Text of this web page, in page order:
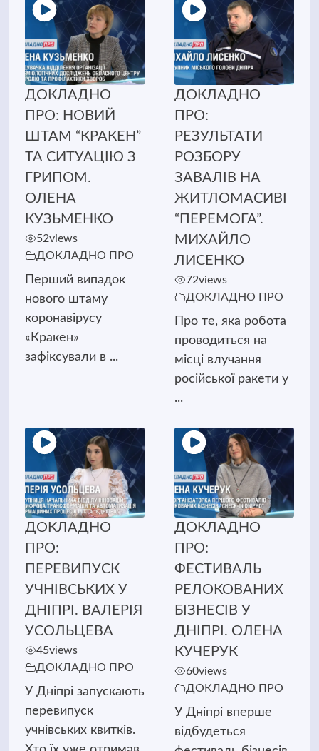
ДОКЛАДНО
ПРО: НОВИЙ
ШТАМ “КРАКЕН”
ТА СИТУАЦІЮ З
ГРИПОМ.
ОЛЕНА
КУЗЬМЕНКО
52views
ДОКЛАДНО ПРО
Перший випадок
нового штаму
коронавірусу
«Кракен»
зафіксували в ...
ДОКЛАДНО
ПРО:
РЕЗУЛЬТАТИ
РОЗБОРУ
ЗАВАЛІВ НА
ЖИТЛОМАСИВІ
“ПЕРЕМОГА”.
МИХАЙЛО
ЛИСЕНКО
72views
ДОКЛАДНО ПРО
Про те, яка робота
проводиться на
місці влучання
російської ракети у
...
ДОКЛАДНО
ПРО:
ПЕРЕВИПУСК
УЧНІВСЬКИХ У
ДНІПРІ. ВАЛЕРІЯ
УСОЛЬЦЕВА
45views
ДОКЛАДНО ПРО
У Дніпрі запускають
перевипуск
учнівських квитків.
ДОКЛАДНО
ПРО:
ФЕСТИВАЛЬ
РЕЛОКОВАНИХ
БІЗНЕСІВ У
ДНІПРІ. ОЛЕНА
КУЧЕРУК
60views
ДОКЛАДНО ПРО
У Дніпрі вперше
відбудеться